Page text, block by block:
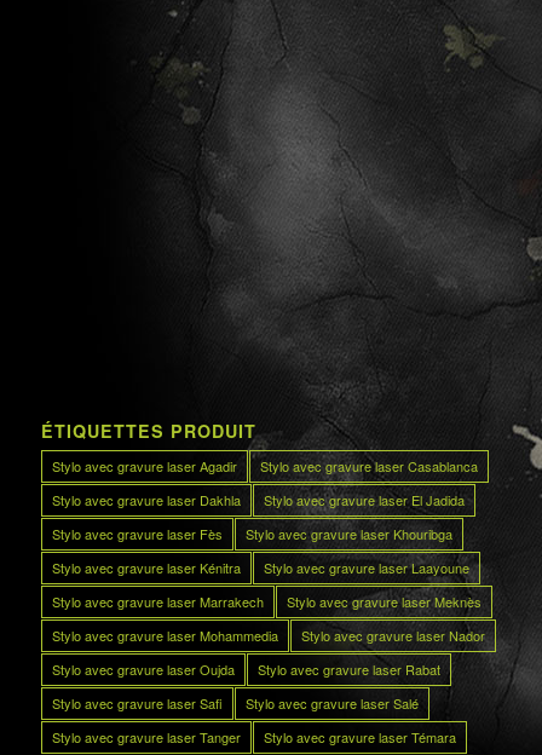
ÉTIQUETTES PRODUIT
Stylo avec gravure laser Agadir
Stylo avec gravure laser Casablanca
Stylo avec gravure laser Dakhla
Stylo avec gravure laser El Jadida
Stylo avec gravure laser Fès
Stylo avec gravure laser Khouribga
Stylo avec gravure laser Kénitra
Stylo avec gravure laser Laayoune
Stylo avec gravure laser Marrakech
Stylo avec gravure laser Meknès
Stylo avec gravure laser Mohammedia
Stylo avec gravure laser Nador
Stylo avec gravure laser Oujda
Stylo avec gravure laser Rabat
Stylo avec gravure laser Safi
Stylo avec gravure laser Salé
Stylo avec gravure laser Tanger
Stylo avec gravure laser Témara